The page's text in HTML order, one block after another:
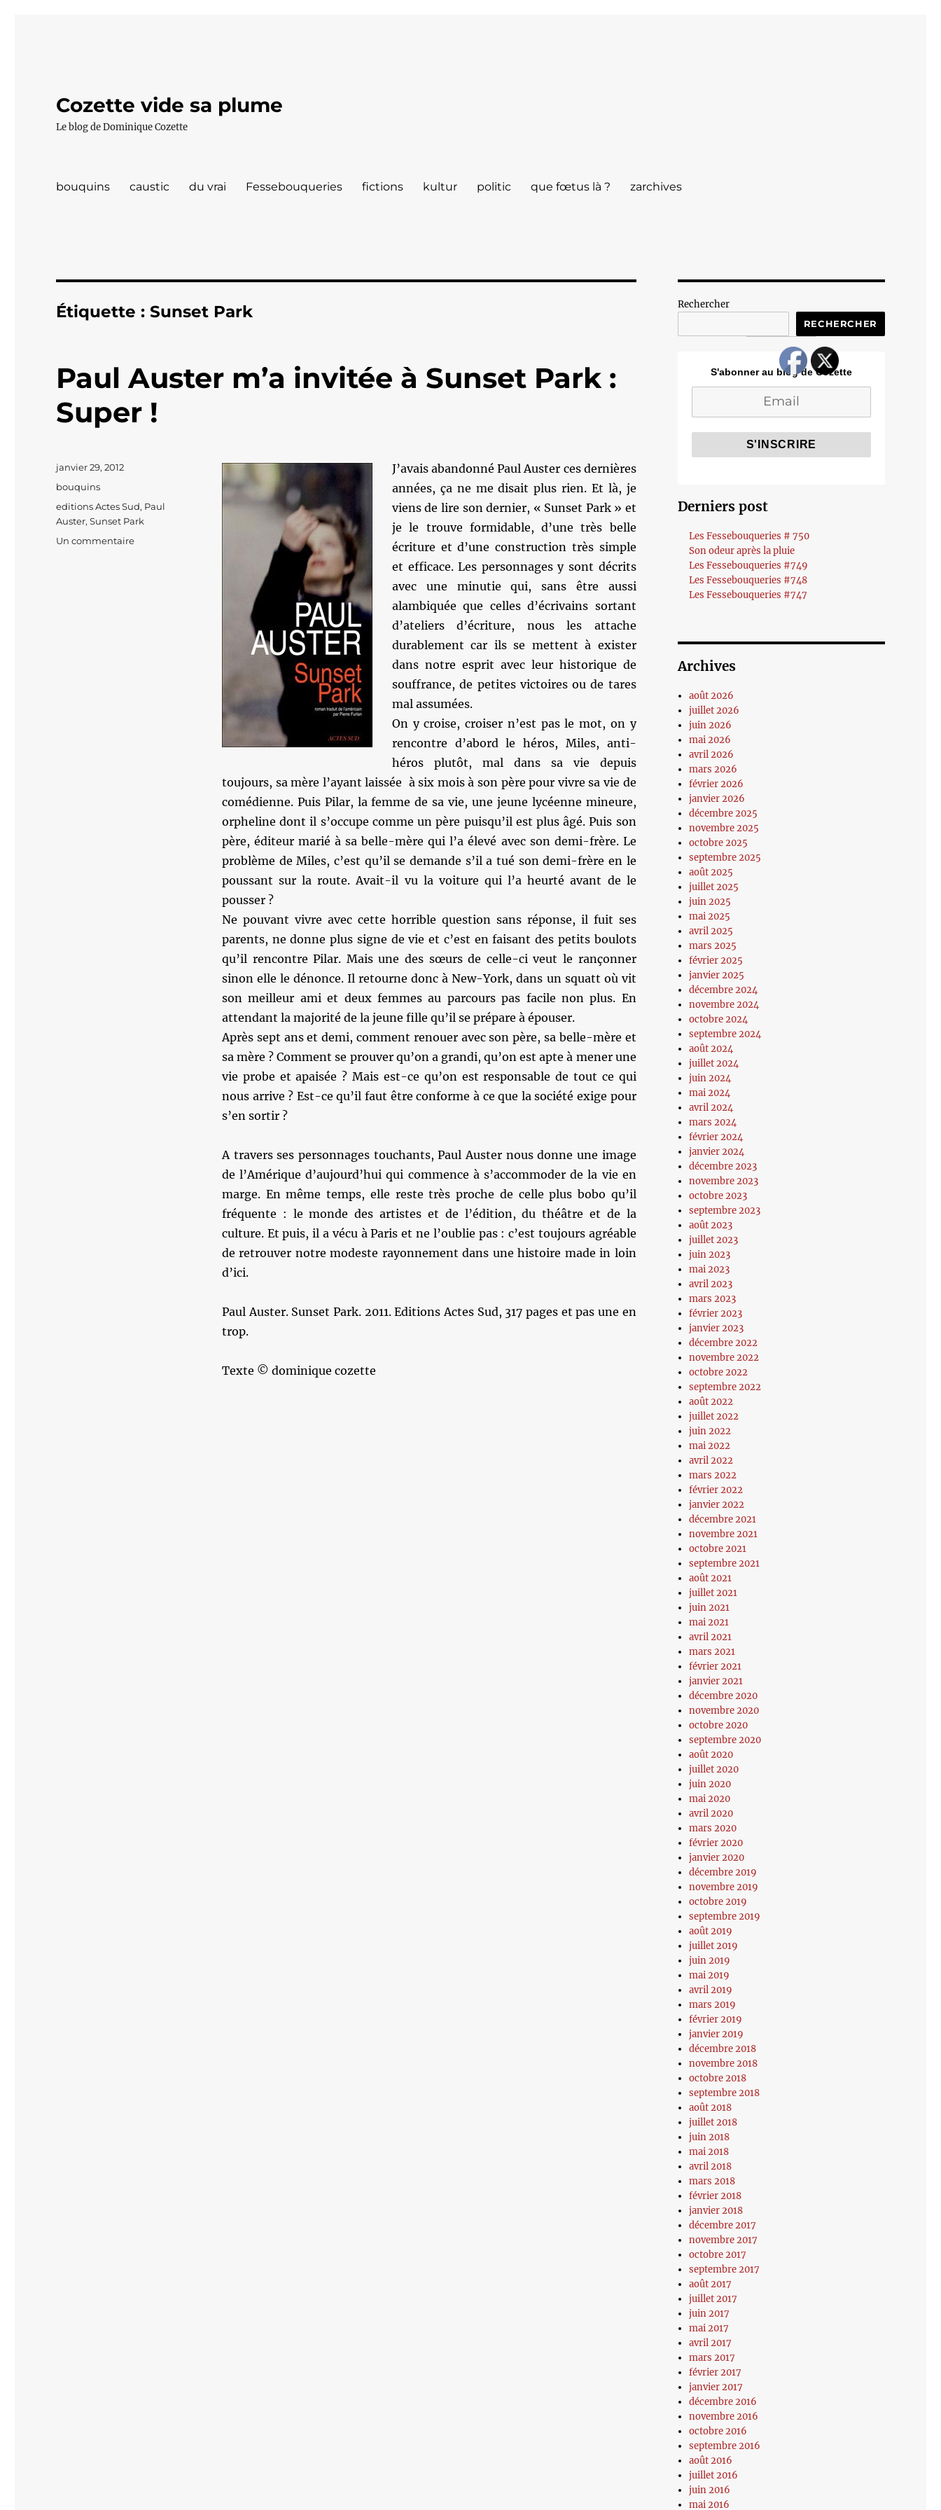
Cozette vide sa plume
Le blog de Dominique Cozette
bouquins caustic du vrai Fessebouqueries fictions kultur politic que fœtus là ? zarchives
Étiquette :Sunset Park
Paul Auster m’a invitée à Sunset Park :
Super !
J’avais abandonné Paul Auster ces dernières
années, ça ne me disait plus rien. Et là, je
viens de lire son dernier, « Sunset Park » et
je le trouve formidable, d’une très belle
écriture et d’une construction très simple
et efficace. Les personnages y sont décrits
avec une minutie qui, sans être aussi
alambiquée que celles d’écrivains sortant
d’ateliers d’écriture, nous les attache
durablement car ils se mettent à exister
dans notre esprit avec leur historique de
souffrance, de petites victoires ou de tares
mal assumées.
On y croise, croiser n’est pas le mot, on y
rencontre d’abord le héros, Miles, anti-
héros plutôt, mal dans sa vie depuis
toujours, sa mère l’ayant laissée à six mois à son père pour vivre sa vie de
comédienne. Puis Pilar, la femme de sa vie, une jeune lycéenne mineure,
orpheline dont il s’occupe comme un père puisqu’il est plus âgé. Puis son
père, éditeur marié à sa belle-mère qui l’a élevé avec son demi-frère. Le
problème de Miles, c’est qu’il se demande s’il a tué son demi-frère en le
poussant sur la route. Avait-il vu la voiture qui l’a heurté avant de le
pousser ?
Ne pouvant vivre avec cette horrible question sans réponse, il fuit ses
parents, ne donne plus signe de vie et c’est en faisant des petits boulots
qu’il rencontre Pilar. Mais une des sœurs de celle-ci veut le rançonner
sinon elle le dénonce. Il retourne donc à New-York, dans un squatt où vit
son meilleur ami et deux femmes au parcours pas facile non plus. En
attendant la majorité de la jeune fille qu’il se prépare à épouser.
Après sept ans et demi, comment renouer avec son père, sa belle-mère et
sa mère ? Comment se prouver qu’on a grandi, qu’on est apte à mener une
vie probe et apaisée ? Mais est-ce qu’on est responsable de tout ce qui
nous arrive ? Est-ce qu’il faut être conforme à ce que la société exige pour
s’en sortir ?
A travers ses personnages touchants, Paul Auster nous donne une image
de l’Amérique d’aujourd’hui qui commence à s’accommoder de la vie en
marge. En même temps, elle reste très proche de celle plus bobo qu’il
fréquente : le monde des artistes et de l’édition, du théâtre et de la
culture. Et puis, il a vécu à Paris et ne l’oublie pas : c’est toujours agréable
de retrouver notre modeste rayonnement dans une histoire made in loin
d’ici.
Paul Auster. Sunset Park. 2011. Editions Actes Sud, 317 pages et pas une en
trop.
Texte © dominique cozette
Publié
le
janvier 29, 2012
Catégories
bouquins
Étiquettes
editions Actes Sud, Paul
Auster,Sunset Park
Un commentairesur
Rechercher
RECHERCHER
S'abonner au blog de Cozette
Derniers post
Les Fessebouqueries # 750
Son odeur après la pluie
Les Fessebouqueries #749
Les Fessebouqueries #748
Les Fessebouqueries #747
Archives
août 2026
juillet 2026
juin 2026
mai 2026
avril 2026
mars 2026
février 2026
janvier 2026
décembre 2025
novembre 2025
octobre 2025
septembre 2025
août 2025
juillet 2025
juin 2025
mai 2025
avril 2025
mars 2025
février 2025
janvier 2025
décembre 2024
novembre 2024
octobre 2024
septembre 2024
août 2024
juillet 2024
juin 2024
mai 2024
avril 2024
mars 2024
février 2024
janvier 2024
décembre 2023
novembre 2023
octobre 2023
septembre 2023
août 2023
juillet 2023
juin 2023
mai 2023
avril 2023
mars 2023
février 2023
janvier 2023
décembre 2022
novembre 2022
octobre 2022
septembre 2022
août 2022
juillet 2022
juin 2022
mai 2022
avril 2022
mars 2022
février 2022
janvier 2022
décembre 2021
novembre 2021
octobre 2021
septembre 2021
août 2021
juillet 2021
juin 2021
mai 2021
avril 2021
mars 2021
février 2021
janvier 2021
décembre 2020
novembre 2020
octobre 2020
septembre 2020
août 2020
juillet 2020
juin 2020
mai 2020
avril 2020
mars 2020
février 2020
janvier 2020
décembre 2019
novembre 2019
octobre 2019
septembre 2019
août 2019
juillet 2019
juin 2019
mai 2019
avril 2019
mars 2019
février 2019
janvier 2019
décembre 2018
novembre 2018
octobre 2018
septembre 2018
août 2018
juillet 2018
juin 2018
mai 2018
avril 2018
mars 2018
février 2018
janvier 2018
décembre 2017
novembre 2017
octobre 2017
septembre 2017
août 2017
juillet 2017
juin 2017
mai 2017
avril 2017
mars 2017
février 2017
janvier 2017
décembre 2016
novembre 2016
octobre 2016
septembre 2016
août 2016
juillet 2016
juin 2016
mai 2016